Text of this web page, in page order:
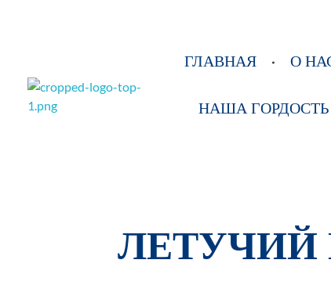
ГЛАВНАЯ О
НАША ГОРДОСТЬ
ЛЕТУЧИЙ